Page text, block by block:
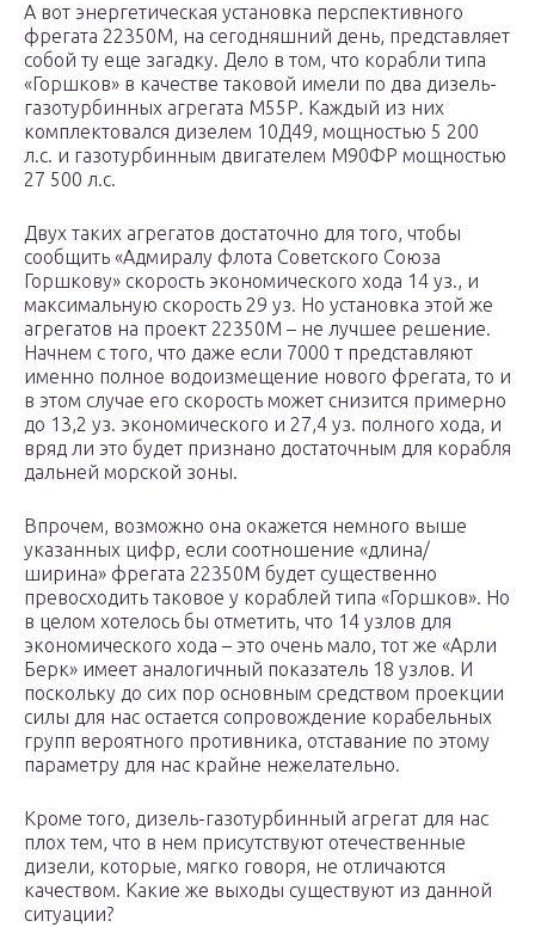
А вот энергетическая установка перспективного
фрегата 22350М, на сегодняшний день, представляет
собой ту еще загадку. Дело в том, что корабли типа
«Горшков» в качестве таковой имели по два дизель-
газотурбинных агрегата М55Р. Каждый из них
комплектовался дизелем 10Д49, мощностью 5 200
л.с. и газотурбинным двигателем М90ФР мощностью
27 500 л.с.
Двух таких агрегатов достаточно для того, чтобы
сообщить «Адмиралу флота Советского Союза
Горшкову» скорость экономического хода 14 уз., и
максимальную скорость 29 уз. Но установка этой же
агрегатов на проект 22350М – не лучшее решение.
Начнем с того, что даже если 7000 т представляют
именно полное водоизмещение нового фрегата, то и
в этом случае его скорость может снизится примерно
до 13,2 уз. экономического и 27,4 уз. полного хода, и
вряд ли это будет признано достаточным для корабля
дальней морской зоны.
Впрочем, возможно она окажется немного выше
указанных цифр, если соотношение «длина/
ширина» фрегата 22350М будет существенно
превосходить таковое у кораблей типа «Горшков». Но
в целом хотелось бы отметить, что 14 узлов для
экономического хода – это очень мало, тот же «Арли
Берк» имеет аналогичный показатель 18 узлов. И
поскольку до сих пор основным средством проекции
силы для нас остается сопровождение корабельных
групп вероятного противника, отставание по этому
параметру для нас крайне нежелательно.
Кроме того, дизель-газотурбинный агрегат для нас
плох тем, что в нем присутствуют отечественные
дизели, которые, мягко говоря, не отличаются
качеством. Какие же выходы существуют из данной
ситуации?